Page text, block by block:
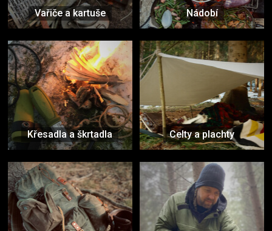
Vařiče a kartuše Nádobí
Křesadla a škrtadla Celty a plachty